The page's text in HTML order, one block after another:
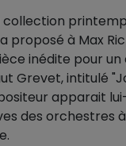
collection
proposé à Max
inédite pour
Grevet, intitulé
apparait
des orchestres